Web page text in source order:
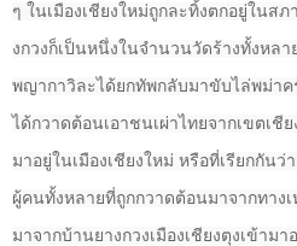
ๆ ในเมืองเชียงใหม่ถูกละทิ้งตกอยู่ในส
งกวงก็เป็นหนึ่งในจำนวนวัดร้างทั้งหล
พญากาวิละได้ยกทัพกลับมาขับไล่พม่าค
ได้กวาดต้อนเอาชนเผ่าไทยจากเขตเชี
มาอยู่ในเมืองเชียงใหม่ หรือที่เรียกกันว่
ผู้คนทั้งหลายที่ถูกกวาดต้อนมาจากทาง
มาจากบ้านยางกวงเมืองเชียงตุงเข้าม